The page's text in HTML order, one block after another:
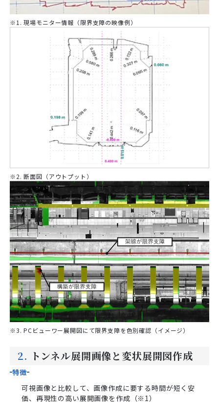
※1. 現場モニター情報（限界支障の映像例）
※2. 断面図（アウトプット）
※3. PCビューワー展開図にて限界支障を色別確認（イメージ）
2. トンネル展開画像と変状展開図作成
特徴
可視画像と比較して、画像作成に要する時間が短く安
価、再現性の高い展開画像を作成（※1）